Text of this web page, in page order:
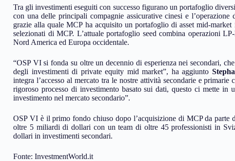
Tra gli investimenti eseguiti con successo figurano un portafoglio
con una delle principali compagnie assicurative cinesi e
grazie alla quale MCP ha acquisito un portafoglio di asset mid-
selezionati di MCP. L’attuale portafoglio seed combina operazioni
Nord America ed Europa occidentale.
“OSP VI si fonda su oltre un decennio di esperienza nei secondari,
degli investimenti di private equity mid market”, ha aggiunto
integra l’accesso al mercato tra le nostre attività secondarie e
rigoroso processo di investimento basato sui dati, questo ci mette in
investimento nel mercato secondario”.
OSP VI è il primo fondo chiuso dopo l’acquisizione di MCP da parte
oltre 5 miliardi di dollari con un team di oltre 45 professionisti in
dollari in investimenti secondari.
Fonte: InvestmentWorld.it